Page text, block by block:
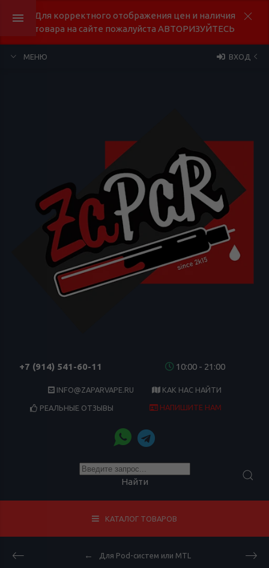
Для корректного отображения цен и наличия
товара на сайте пожалуйста АВТОРИЗУЙТЕСЬ
МЕНЮ ВХОД
+7 (914) 541-60-11 10:00 - 21:00
INFO@ZAPARVAPE.RU КАК НАС НАЙТИ
РЕАЛЬНЫЕ ОТЗЫВЫ НАПИШИТЕ НАМ
Найти
КАТАЛОГ ТОВАРОВ
Для Pod-систем или MTL